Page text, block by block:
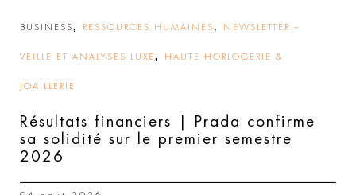
BUSINESS, RESSOURCES HUMAINES, NEWSLETTER –
VEILLE ET ANALYSES LUXE , HAUTE HORLOGERIE &
JOAILLERIE
Résultats financiers | Prada confirme
sa solidité sur le premier semestre
2026